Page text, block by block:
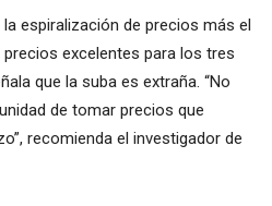
espiralización de precios más el
excelentes para los tres
que la suba es extraña. “No
de tomar precios que
recomienda el investigador de